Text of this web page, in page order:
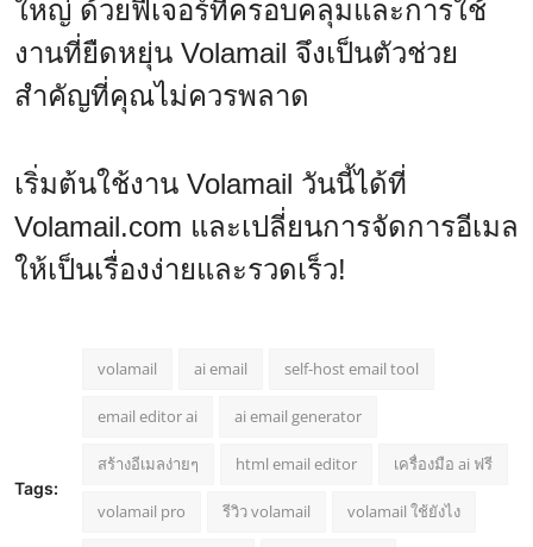
ใหญ่ ด้วยฟีเจอร์ที่ครอบคลุมและการใช้
งานที่ยืดหยุ่น Volamail จึงเป็นตัวช่วย
สำคัญที่คุณไม่ควรพลาด
เริ่มต้นใช้งาน Volamail วันนี้ได้ที่
Volamail.com และเปลี่ยนการจัดการอีเมล
ให้เป็นเรื่องง่ายและรวดเร็ว!
Tags:
volamail ai email self-host email tool
email editor ai ai email generator
สร้างอีเมลง่ายๆ html email editor เครื่องมือ ai ฟรี
volamail pro รีวิว volamail volamail ใช้ยังไง